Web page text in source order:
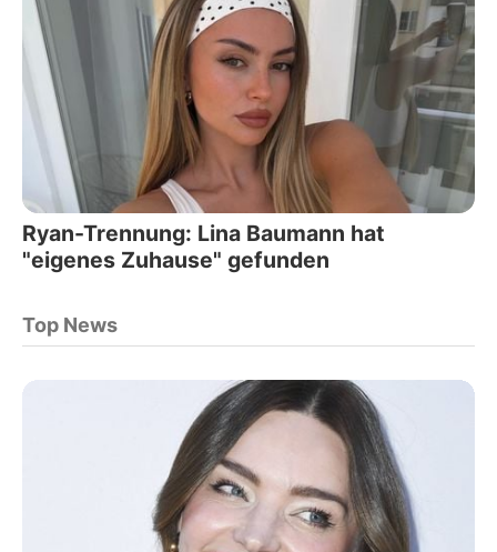
Ryan-Trennung: Lina Baumann hat
"eigenes Zuhause" gefunden
Top News